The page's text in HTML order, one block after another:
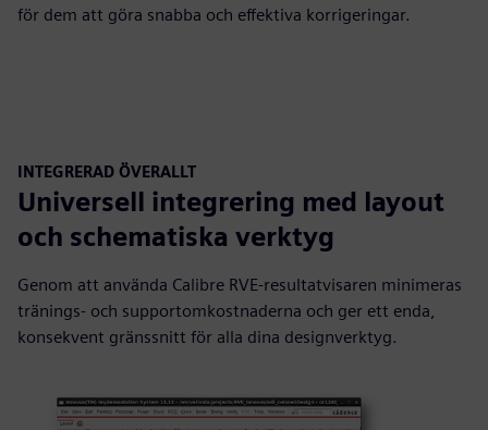
för dem att göra snabba och effektiva korrigeringar.
INTEGRERAD ÖVERALLT
Universell integrering med layout
och schematiska verktyg
Genom att använda Calibre RVE-resultatvisaren minimeras
tränings- och supportomkostnaderna och ger ett enda,
konsekvent gränssnitt för alla dina designverktyg.